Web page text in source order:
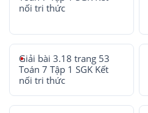
nối tri thức
Giải bài 3.18 trang 53
Toán 7 Tập 1 SGK Kết
nối tri thức